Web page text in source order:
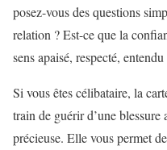
posez-vous des questions
relation ? Est-ce que la
sens apaisé, respecté, entendu
Si vous êtes célibataire, la
train de guérir d’une
précieuse. Elle vous permet